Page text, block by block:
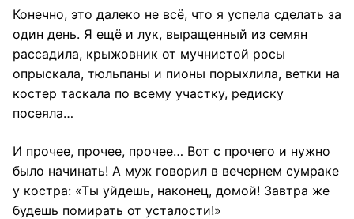
Конечно, это далеко не всё, что я успела сделать за
один день. Я ещё и лук, выращенный из семян
рассадила, крыжовник от мучнистой росы
опрыскала, тюльпаны и пионы порыхлила, ветки на
костер таскала по всему участку, редиску
посеяла…
И прочее, прочее, прочее… Вот с прочего и нужно
было начинать! А муж говорил в вечернем сумраке
у костра: «Ты уйдешь, наконец, домой! Завтра же
будешь помирать от усталости!»